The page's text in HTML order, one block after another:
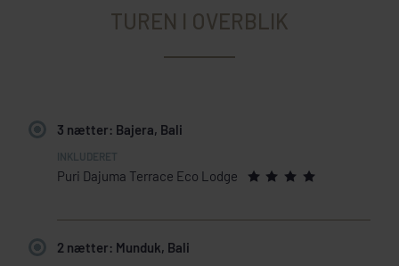
TUREN I OVERBLIK
3 nætter: Bajera, Bali
Puri Dajuma Terrace Eco Lodge
2 nætter: Munduk, Bali